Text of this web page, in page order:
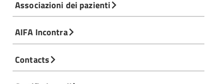
Associazioni dei pazienti
AIFA Incontra
Contacts